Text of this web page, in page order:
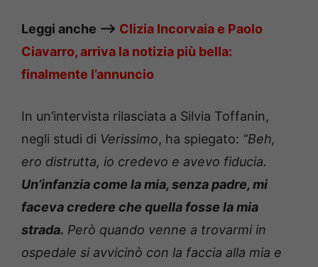
Leggi anche —> Clizia Incorvaia e Paolo
Ciavarro, arriva la notizia più bella:
finalmente l’annuncio
In un’intervista rilasciata a Silvia Toffanin,
negli studi di Verissimo, ha spiegato: “Beh,
ero distrutta, io credevo e avevo fiducia.
Un’infanzia come la mia, senza padre, mi
faceva credere che quella fosse la mia
strada. Però quando venne a trovarmi in
ospedale si avvicinò con la faccia alla mia e